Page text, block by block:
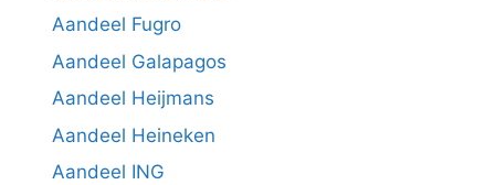
Aandeel Fugro
Aandeel Galapagos
Aandeel Heijmans
Aandeel Heineken
Aandeel ING